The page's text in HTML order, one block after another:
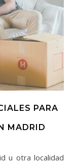
PARA
MADRID